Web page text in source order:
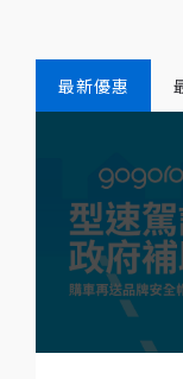
最新優惠